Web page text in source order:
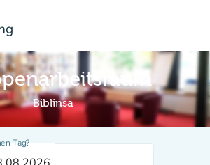
Biblinsa
Tag?